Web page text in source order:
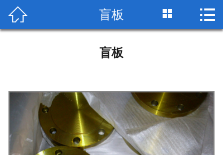
网站首页
荣誉资质
工艺流程
检测设备
 盲板  
盲板